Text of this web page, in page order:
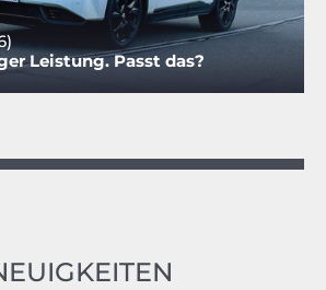
Leistung. Passt das?